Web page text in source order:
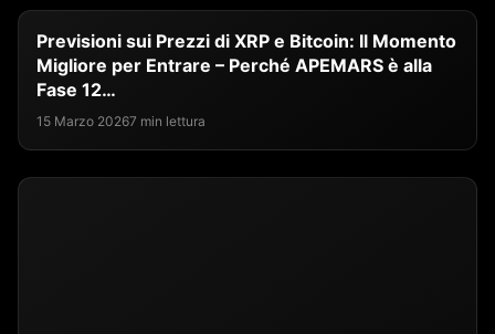
Previsioni sui Prezzi di XRP e Bitcoin: Il Momento
Migliore per Entrare – Perché APEMARS è alla
Fase 12…
15 Marzo 20267 min lettura